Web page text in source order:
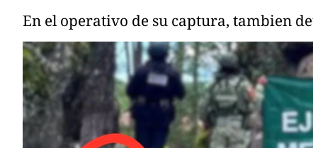
En el operativo de su captura, tambien